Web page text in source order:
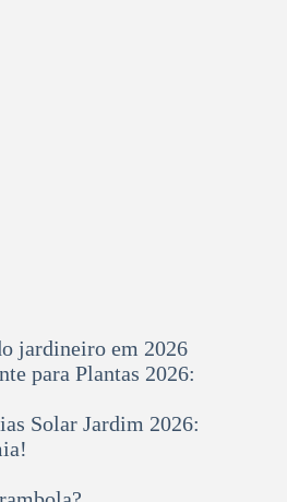
jardineiro em 2026
para Plantas 2026:
Solar Jardim 2026: